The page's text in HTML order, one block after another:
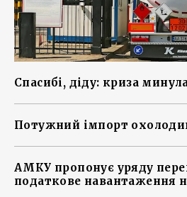
Спасибі, діду: криза
Потужний імпорт
АМКУ пропонує уряду
податкове навантаження